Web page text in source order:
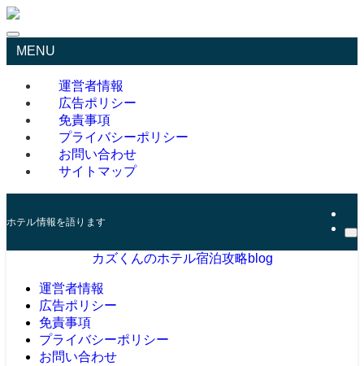
MENU
運営者情報
広告ポリシー
免責事項
プライバシーポリシー
お問い合わせ
サイトマップ
ホテル情報を語ります
カズくんのホテル宿泊攻略blog
運営者情報
広告ポリシー
免責事項
プライバシーポリシー
お問い合わせ